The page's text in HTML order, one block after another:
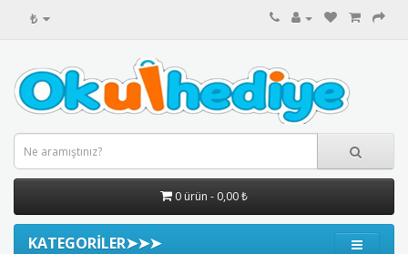
₺
0 ürün - 0,00 ₺
KATEGORİLER➤➤➤